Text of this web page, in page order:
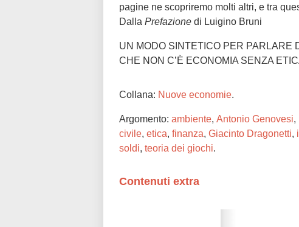
pagine ne scopriremo molti altri, e tra
Dalla Prefazione di Luigino Bruni
UN MODO SINTETICO PER PARLARE
CHE NON C’È ECONOMIA SENZA
Collana: Nuove economie.
Argomento: ambiente, Antonio Genovesi,
civile, etica, finanza, Giacinto Dragonetti,
soldi, teoria dei giochi.
Contenuti extra